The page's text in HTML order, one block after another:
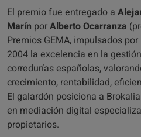
El premio fue entregado a
Marín porAlberto Ocarranza
Premios GEMA, impulsados
2004 la excelencia en la
corredurías españolas,
crecimiento, rentabilidad,
El galardón posiciona a
en mediación digital
propietarios.